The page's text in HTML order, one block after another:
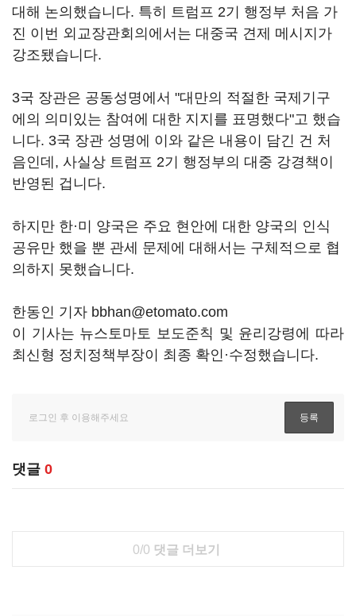
대해 논의했습니다. 특히 트럼프 2기 행정부 처음 가
진 이번 외교장관회의에서는 대중국 견제 메시지가
강조됐습니다.
3국 장관은 공동성명에서 "대만의 적절한 국제기구
에의 의미있는 참여에 대한 지지를 표명했다"고 했습
니다. 3국 장관 성명에 이와 같은 내용이 담긴 건 처
음인데, 사실상 트럼프 2기 행정부의 대중 강경책이
반영된 겁니다.
하지만 한·미 양국은 주요 현안에 대한 양국의 인식
공유만 했을 뿐 관세 문제에 대해서는 구체적으로 협
의하지 못했습니다.
한동인 기자 bbhan@etomato.com
이 기사는 뉴스토마토 보도준칙 및 윤리강령에 따라
최신형 정치정책부장이 최종 확인·수정했습니다.
댓글 0
0/0 댓글 더보기